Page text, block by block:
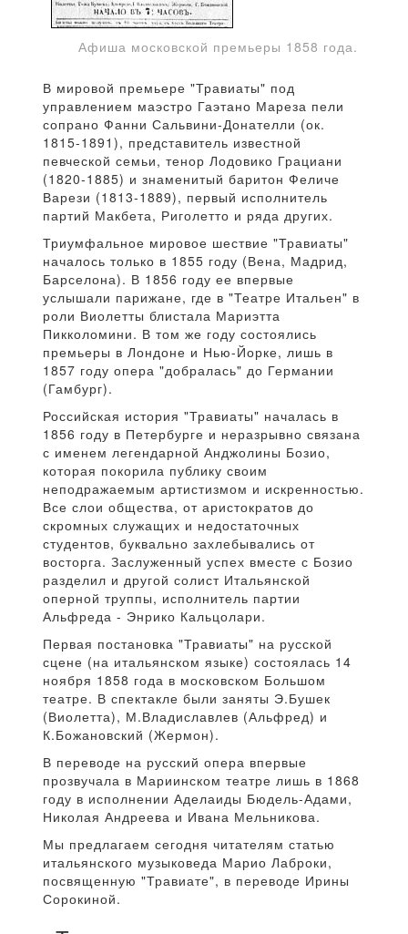
Афиша московской премьеры 1858 года.
В мировой премьере "Травиаты" под
управлением маэстро Гаэтано Мареза пели
сопрано Фанни Сальвини-Донателли (ок.
1815-1891), представитель известной
певческой семьи, тенор Лодовико Грациани
(1820-1885) и знаменитый баритон Феличе
Варези (1813-1889), первый исполнитель
партий Макбета, Риголетто и ряда других.
Триумфальное мировое шествие "Травиаты"
началось только в 1855 году (Вена, Мадрид,
Барселона). В 1856 году ее впервые
услышали парижане, где в "Театре Итальен" в
роли Виолетты блистала Мариэтта
Пикколомини. В том же году состоялись
премьеры в Лондоне и Нью-Йорке, лишь в
1857 году опера "добралась" до Германии
(Гамбург).
Российская история "Травиаты" началась в
1856 году в Петербурге и неразрывно связана
с именем легендарной Анджолины Бозио,
которая покорила публику своим
неподражаемым артистизмом и искренностью.
Все слои общества, от аристократов до
скромных служащих и недостаточных
студентов, буквально захлебывались от
восторга. Заслуженный успех вместе с Бозио
разделил и другой солист Итальянской
оперной труппы, исполнитель партии
Альфреда - Энрико Кальцолари.
Первая постановка "Травиаты" на русской
сцене (на итальянском языке) состоялась 14
ноября 1858 года в московском Большом
театре. В спектакле были заняты Э.Бушек
(Виолетта), М.Владиславлев (Альфред) и
К.Божановский (Жермон).
В переводе на русский опера впервые
прозвучала в Мариинском театре лишь в 1868
году в исполнении Аделаиды Бюдель-Адами,
Николая Андреева и Ивана Мельникова.
Мы предлагаем сегодня читателям статью
итальянского музыковеда Марио Лаброки,
посвященную "Травиате", в переводе Ирины
Сорокиной.